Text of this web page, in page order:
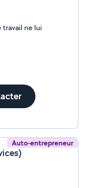
ne lui
Auto-entrepreneur